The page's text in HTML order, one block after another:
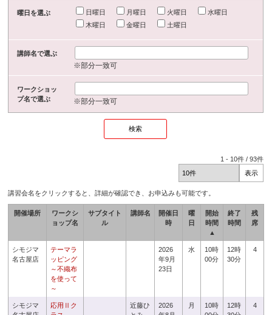
曜日を選ぶ 日曜日 月曜日 火曜日
水曜日
木曜日
金曜日 土曜日
講師名で選ぶ
※部分一致可
ワークショッ
プ名で選ぶ
※部分一致可
1 - 10件 /93件
講習会名をクリックすると、詳細が確認でき、お申込みも可能です。
開催場所
ワークシ
ョップ名
サブタイト
ル
講師名
開催日
時
曜
日
開始
時間
▲
終了
時間
残
席
シモジマ
名古屋店
テーマラ
ッピング
～不織布
を使って
～
2026
年9月
23日
水
10時
00分
12時
30分
4
シモジマ
応用Ⅱク
近藤ひ
2026
月
10時
12時
4